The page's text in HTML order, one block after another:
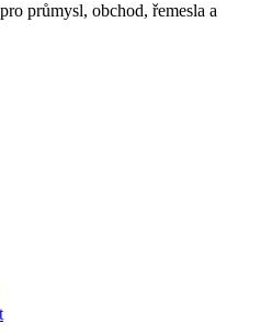
průmysl, obchod, řemesla a